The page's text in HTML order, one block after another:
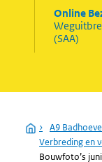
Online
(SAA)
Home
› A9
Verbreding en
Bouwfoto’s juni